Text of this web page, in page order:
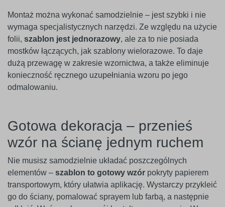
Montaż można wykonać samodzielnie – jest szybki i nie
wymaga specjalistycznych narzędzi. Ze względu na użycie
folii, szablon jest jednorazowy, ale za to nie posiada
mostków łączących, jak szablony wielorazowe. To daje
dużą przewagę w zakresie wzornictwa, a także eliminuje
konieczność ręcznego uzupełniania wzoru po jego
odmalowaniu.
Gotowa dekoracja – przenieś
wzór na ścianę jednym ruchem
Nie musisz samodzielnie układać poszczególnych
elementów – szablon to gotowy wzór pokryty papierem
transportowym, który ułatwia aplikację. Wystarczy przykleić
go do ściany, pomalować sprayem lub farbą, a następnie